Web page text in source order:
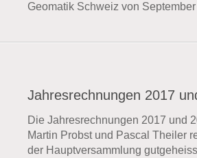
Geomatik Schweiz von
Jahresrechnungen 2017
Die Jahresrechnungen 2017 und
Martin Probst und Pascal Theiler
der Hauptversammlung